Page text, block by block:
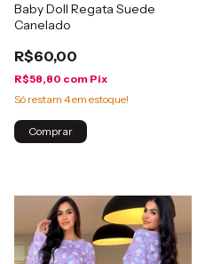
Baby Doll Regata Suede
Canelado
R$60,00
R$58,80 com Pix
Só restam 4em estoque!
Comprar